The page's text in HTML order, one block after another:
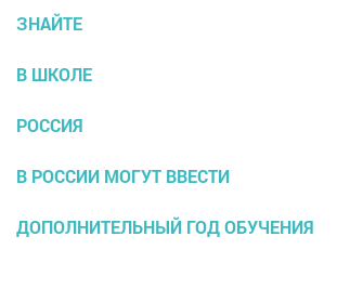
ЗНАЙТЕ
В ШКОЛЕ
РОССИЯ
В РОССИИ МОГУТ ВВЕСТИ
ДОПОЛНИТЕЛЬНЫЙ ГОД ОБУЧЕНИЯ